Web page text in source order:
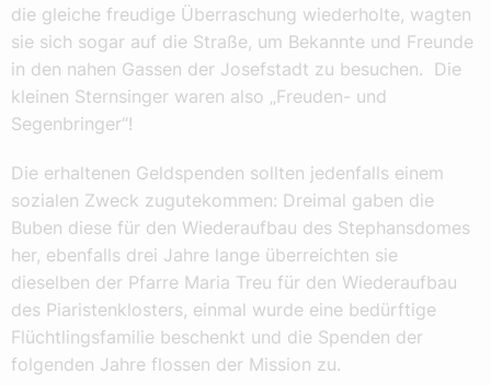
die gleiche freudige Überraschung wiederholte, wagten
sie sich sogar auf die Straße, um Bekannte und Freunde
in den nahen Gassen der Josefstadt zu besuchen. Die
kleinen Sternsinger waren also „Freuden- und
Segenbringer“!
Die erhaltenen Geldspenden sollten jedenfalls einem
sozialen Zweck zugutekommen: Dreimal gaben die
Buben diese für den Wiederaufbau des Stephansdomes
her, ebenfalls drei Jahre lange überreichten sie
dieselben der Pfarre Maria Treu für den Wiederaufbau
des Piaristenklosters, einmal wurde eine bedürftige
Flüchtlingsfamilie beschenkt und die Spenden der
folgenden Jahre flossen der Mission zu.